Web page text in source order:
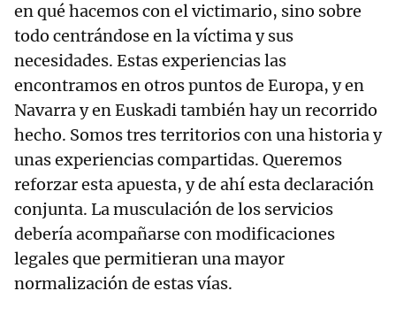
en qué hacemos con el victimario, sino sobre
todo centrándose en la víctima y sus
necesidades. Estas experiencias las
encontramos en otros puntos de Europa, y en
Navarra y en Euskadi también hay un recorrido
hecho. Somos tres territorios con una historia y
unas experiencias compartidas. Queremos
reforzar esta apuesta, y de ahí esta declaración
conjunta. La musculación de los servicios
debería acompañarse con modificaciones
legales que permitieran una mayor
normalización de estas vías.